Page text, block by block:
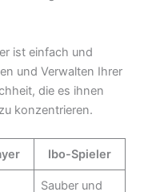
ist einfach und
und Verwalten Ihrer
die es ihnen
konzentrieren.
Ibo-Spieler
Sauber und